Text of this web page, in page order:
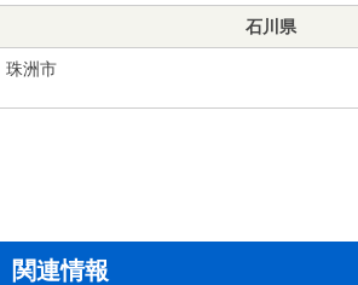
石川県
珠洲市
関連情報